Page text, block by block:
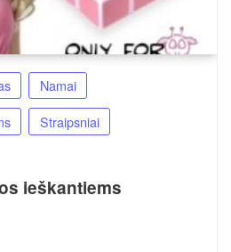
Namai
Straipsniai
ieškantiems